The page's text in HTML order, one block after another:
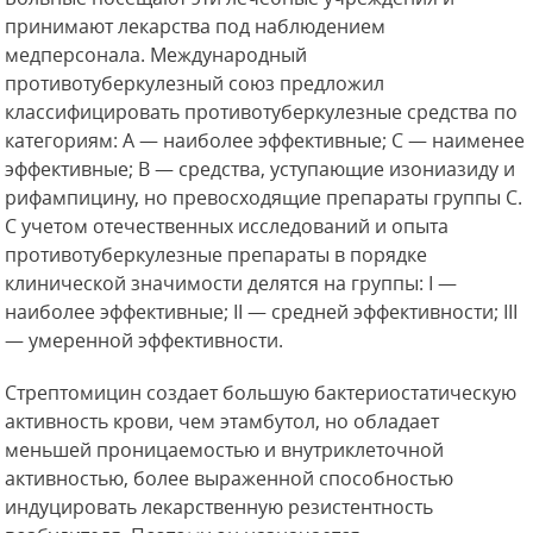
принимают лекарства под наблюдением
медперсонала. Международный
противотуберкулезный союз предложил
классифицировать противотуберкулезные средства по
категориям: А — наиболее эффективные; С — наименее
эффективные; В — средства, уступающие изониазиду и
рифампицину, но превосходящие препараты группы С.
С учетом отечественных исследований и опыта
противотуберкулезные препараты в порядке
клинической значимости делятся на группы: I —
наиболее эффективные; II — средней эффективности; III
— умеренной эффективности.
Стрептомицин создает большую бактериостатическую
активность крови, чем этамбутол, но обладает
меньшей проницаемостью и внутриклеточной
активностью, более выраженной способностью
индуцировать лекарственную резистентность